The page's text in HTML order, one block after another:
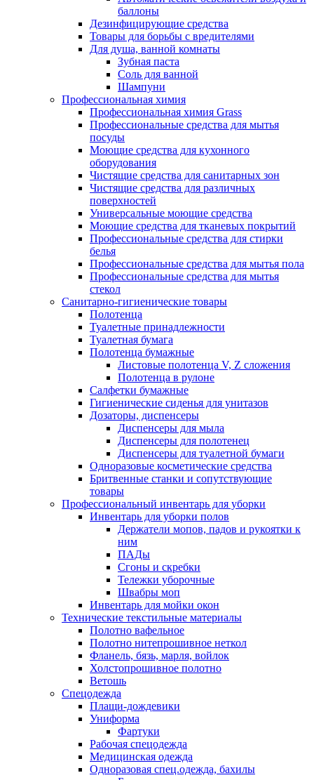
баллоны
Дезинфицирующие средства
Товары для борьбы с вредителями
Для душа, ванной комнаты
Зубная паста
Соль для ванной
Шампуни
Профессиональная химия
Профессиональная химия Grass
Профессиональные средства для мытья
посуды
Моющие средства для кухонного
оборудования
Чистящие средства для санитарных зон
Чистящие средства для различных
поверхностей
Универсальные моющие средства
Моющие средства для тканевых покрытий
Профессиональные средства для стирки
белья
Профессиональные средства для мытья пола
Профессиональные средства для мытья
стекол
Санитарно-гигиенические товары
Полотенца
Туалетные принадлежности
Туалетная бумага
Полотенца бумажные
Листовые полотенца V, Z сложения
Полотенца в рулоне
Салфетки бумажные
Гигиенические сиденья для унитазов
Дозаторы, диспенсеры
Диспенсеры для мыла
Диспенсеры для полотенец
Диспенсеры для туалетной бумаги
Одноразовые косметические средства
Бритвенные станки и сопутствующие
товары
Профессиональный инвентарь для уборки
Инвентарь для уборки полов
Держатели мопов, падов и рукоятки к
ним
ПАДы
Сгоны и скребки
Тележки уборочные
Швабры моп
Инвентарь для мойки окон
Технические текстильные материалы
Полотно вафельное
Полотно нитепрошивное неткол
Фланель, бязь, марля, войлок
Холстопрошивное полотно
Ветошь
Спецодежда
Плащи-дождевики
Униформа
Фартуки
Рабочая спецодежда
Медицинская одежда
Одноразовая спец.одежда, бахилы